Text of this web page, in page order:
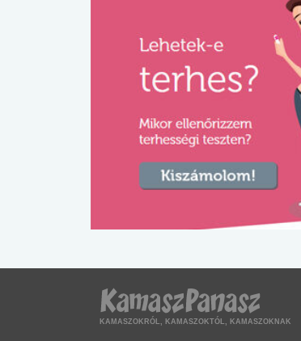
KAMASZOKRÓL, KAMASZOKTÓL, KAMASZOKNAK